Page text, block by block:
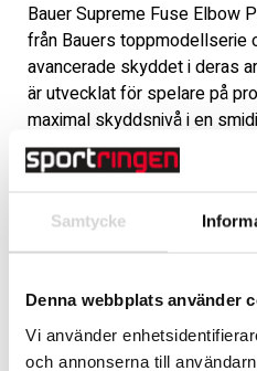
Samtycke
Denna webbplats använder
Vi använder
och annonserna till
Bauer Supreme Fuse Elbow
från Bauers toppmodellserie
avancerade skyddet i deras
är utvecklat för spelare på
maximal skyddsnivå i en
Den lågprofilerade
TECH Foam absorberar
armbågen sitter stabilt i
känsla i spelet.
det följer armens rörelser och
utsatta situationer.